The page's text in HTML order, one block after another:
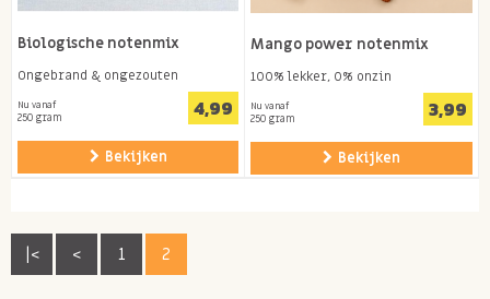
Biologische notenmix
Ongebrand & ongezouten
Nu vanaf
250 gram 4,99
Bekijken
Mango power notenmix
100% lekker, 0% onzin
Nu vanaf
250 gram 3,99
Bekijken
|< < 1 2